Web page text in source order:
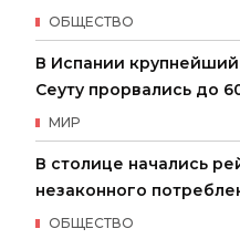
ОБЩЕСТВО
В Испании
Сеуту прорвались до
МИР
В столице начались
незаконного
ОБЩЕСТВО